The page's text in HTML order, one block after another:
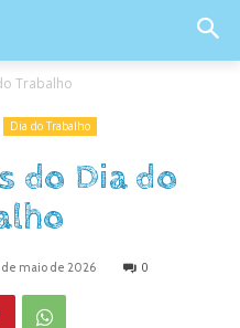
Trabalho
Dia do Trabalho
do Dia do
de maio de 2026 0